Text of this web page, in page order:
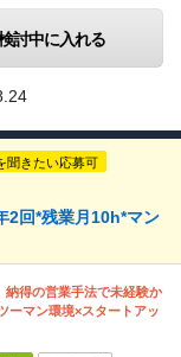
討中に入れる
聞きたい応募可
2回*残業月10h*マン
得の営業手法で未経験か
ーマン環境×スタートアッ